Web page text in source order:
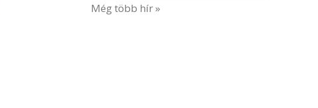
Még több hír »